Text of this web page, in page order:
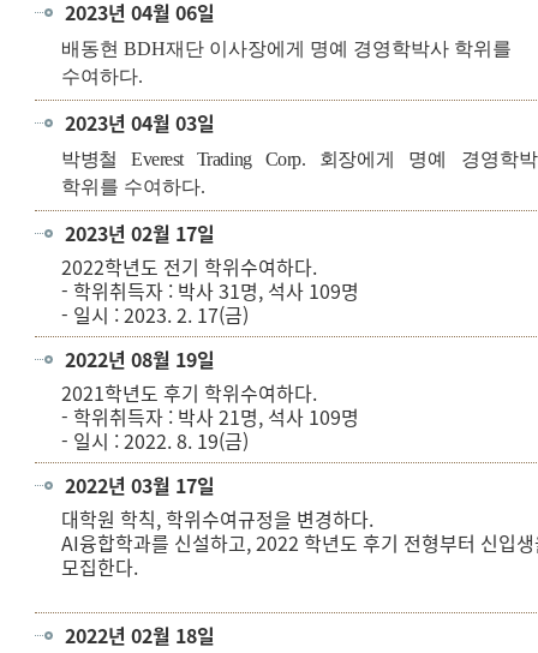
2023년 04월 06일
배동현 BDH재단 이사장에게 명예 경영학박사 학위를
수여하다.
2023년 04월 03일
박병철 Everest Trading Corp. 회장에게 명예 경영학
학위를 수여하다.
2023년 02월 17일
2022학년도 전기 학위수여하다.
- 학위취득자 : 박사 31명, 석사 109명
- 일시 : 2023. 2. 17(금)
2022년 08월 19일
2021학년도 후기 학위수여하다.
- 학위취득자 : 박사 21명, 석사 109명
- 일시 : 2022. 8. 19(금)
2022년 03월 17일
대학원 학칙, 학위수여규정을 변경하다.
AI융합학과를 신설하고, 2022 학년도 후기 전형부터 신입
모집한다.
2022년 02월 18일